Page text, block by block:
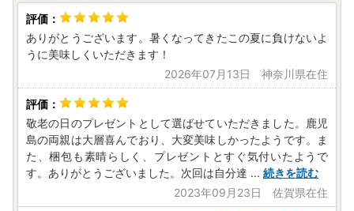
自治体からのワンストップ特例申請書の送付をご希望され
た方へは、寄附金受領証明書とともにワンストップ特例申請
書を発送します。
必要書類を同封のうえ【佐賀県大町町ふるさと納税コール
センター】まで、ご提出ください。(寄附の翌年1月10日必
着)
❖返礼品発送について❖
返礼品の発送につきましては、返礼品事業者からのお届け
となります。
発送時期につきましては返礼品ページの【配送】にてご確
ありがとうございます。暑くなってきたこの夏に負けないよ
うに美味しくいただきます！
2026年07月13日 神奈川県在住
敬老の日のプレゼントとして選ばせていただきました。鹿児
島の両親は大層喜んでおり、大変美味しかったようです。ま
た、梱包も素晴らしく、プレゼントとすぐ気付いたようで
す。ありがとうございました。次回は自分達 ... 続きを読む
2023年09月23日 佐賀県在住